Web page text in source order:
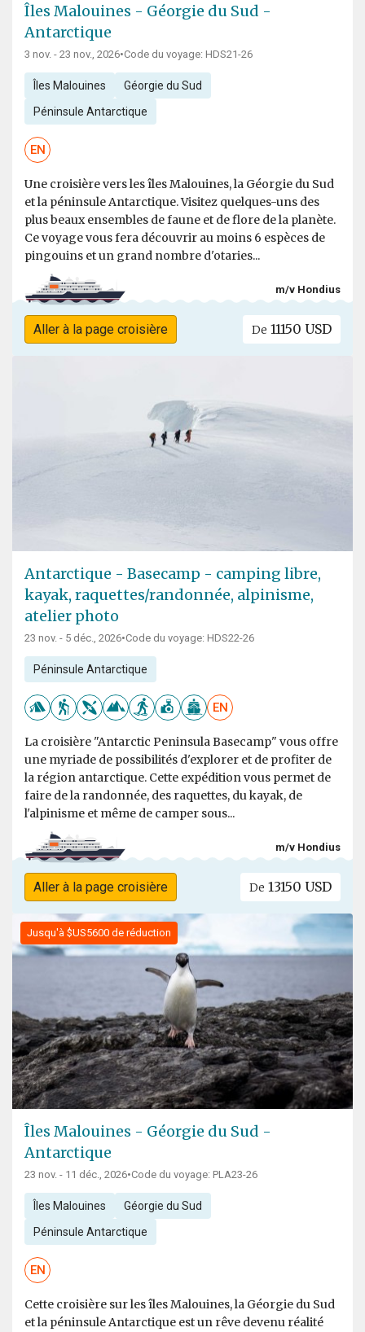
Îles Malouines - Géorgie du Sud -
Antarctique
3 nov. - 23 nov., 2026•Code du voyage: HDS21-26
Îles Malouines Géorgie du Sud
Péninsule Antarctique
EN
Une croisière vers les îles Malouines, la Géorgie du Sud
et la péninsule Antarctique. Visitez quelques-uns des
plus beaux ensembles de faune et de flore de la planète.
Ce voyage vous fera découvrir au moins 6 espèces de
pingouins et un grand nombre d'otaries...
m/v Hondius
Aller à la page croisière De 11150 USD
Antarctique - Basecamp - camping libre,
kayak, raquettes/randonnée, alpinisme,
atelier photo
23 nov. - 5 déc., 2026•Code du voyage: HDS22-26
Péninsule Antarctique
EN
La croisière "Antarctic Peninsula Basecamp" vous offre
une myriade de possibilités d'explorer et de profiter de
la région antarctique. Cette expédition vous permet de
faire de la randonnée, des raquettes, du kayak, de
l'alpinisme et même de camper sous...
m/v Hondius
Aller à la page croisière De 13150 USD
Jusqu'à $US5600 de réduction
Îles Malouines - Géorgie du Sud -
Antarctique
23 nov. - 11 déc., 2026•Code du voyage: PLA23-26
Îles Malouines Géorgie du Sud
Péninsule Antarctique
EN
Cette croisière sur les îles Malouines, la Géorgie du Sud
et la péninsule Antarctique est un rêve devenu réalité